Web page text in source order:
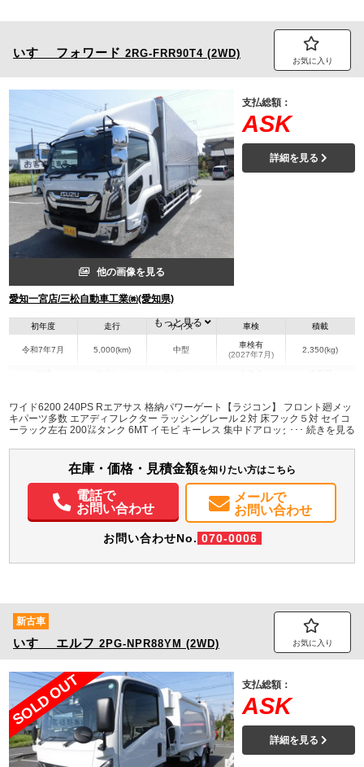
いすゞ フォワード 2RG-FRR90T4 (2WD)
お気に入り
他の画像を見る
愛知一宮店/三松自動車工業㈱(愛知県)
支払総額：
ASK
詳細を見る
初年度
令和7年7月
走行
5,000(km)
サイズ
中型
車検
車検有
(2027年7月)
積載
2,350(kg)
愛知県
W:2,410
H:2,400
W:2,490
H:3,480
無
パワステ パワーウィンドウ ABS エアバッグ
集中ドアロック
電動格納ミラー
ETC バックモニター
取扱説明書（一部含む）
メンテナンスノート（保証書）
もっと見る
ワイド6200 240PS Rエアサス 格納パワーゲート【ラジコン】 フロント廻メッ
キパーツ多数 エアディフレクター ラッシングレール２対 床フック５対 セイコ
ーラック左右 200㍑タンク 6MT イモビ キーレス 集中ドアロック 電動格納ミラ
多数
在庫・価格・見積金額を知りたい方はこちら
電話で
お問い合わせ
メールで
お問い合わせ
お問い合わせNo. 070-0006
新古車
いすゞ エルフ 2PG-NPR88YM (2WD) お気に入り
SOLD OUT 支払総額：
ASK
詳細を見る